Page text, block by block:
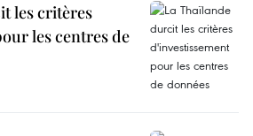
les critères
les centres de